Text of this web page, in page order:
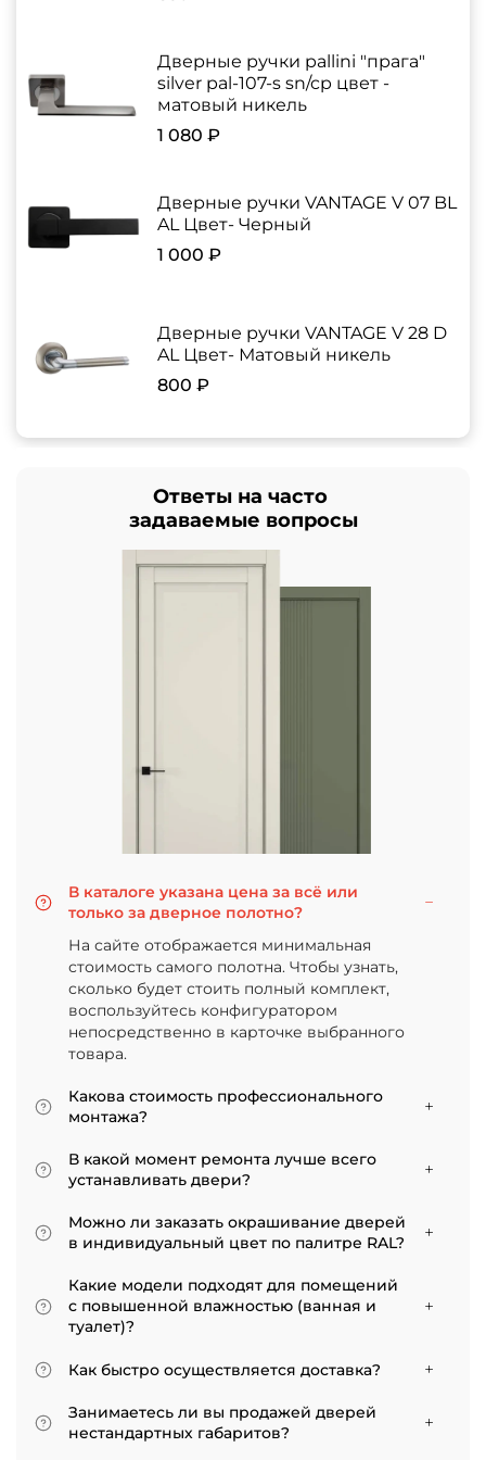
Дверные ручки pallini "прага"
silver pal-107-s sn/cp цвет -
матовый никель
1 080 ₽
Дверные ручки VANTAGE V 07 BL
AL Цвет- Черный
1 000 ₽
Дверные ручки VANTAGE V 28 D
AL Цвет- Матовый никель
800 ₽
Ответы на часто
задаваемые вопросы
В каталоге указана цена за всё или
только за дверное полотно?
На сайте отображается минимальная
стоимость самого полотна. Чтобы узнать,
сколько будет стоить полный комплект,
воспользуйтесь конфигуратором
непосредственно в карточке выбранного
товара.
Какова стоимость профессионального
монтажа?
Итоговая сумма зависит от типа отделки
двери и габаритов проема. Минимальная
цена за установку стандартной двери с
покрытием «экошпон» начинается от 5000
рублей.
В какой момент ремонта лучше всего
устанавливать двери?
Мы советуем приступать к монтажу после
того, как уложено напольное покрытие. В
противном случае из-за изменения уровня
пола полотно может не подойти по высоте, и
его придется подрезать. Оптимально ставить
двери по окончании всех отделочных работ.
лучше заранее подготовить все запилы, но
отделки стен.
Можно ли заказать окрашивание дверей
в индивидуальный цвет по палитре RAL?
ассортименте представлены эмалированные
модели от разных фабрик
Какие модели подходят для помещений
с повышенной влажностью (ванная и
туалет)?
двери с покрытием из экошпона. На нашем
сайте в разделе межкомнатные двери
практически все двери являются
влагостойкими.
Как быстро осуществляется доставка?
Товары, имеющиеся на складе, доставляются
в течение 3–5 рабочих дней. Если дверь
изготавливается по индивидуальному заказу,
Занимаетесь ли вы продажей дверей
нестандартных габаритов?